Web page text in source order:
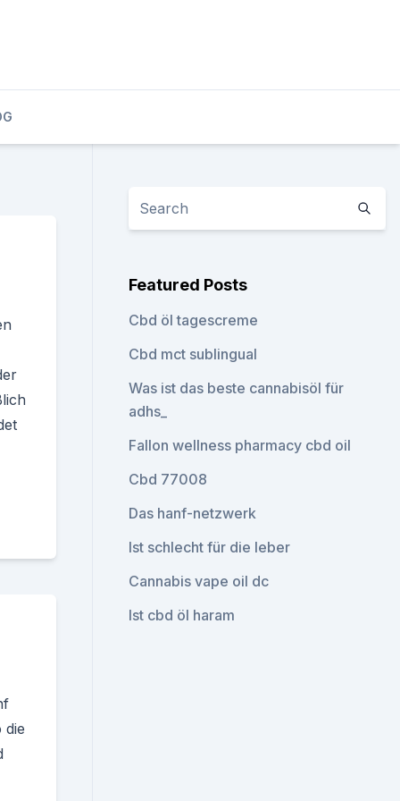
die
Featured Posts
Cbd öl tagescreme
Cbd mct sublingual
Was ist das beste cannabisöl für
adhs_
Fallon wellness pharmacy cbd oil
Cbd 77008
Das hanf-netzwerk
Ist schlecht für die leber
Cannabis vape oil dc
Ist cbd öl haram